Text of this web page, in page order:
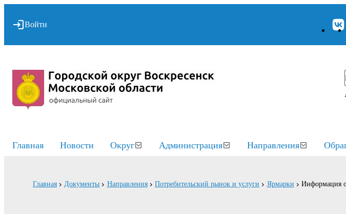
Войти
Главная Новости Округ Администрация Направления
Главная Документы Направления Потребительский рынок и услуги Ярмарки Информация